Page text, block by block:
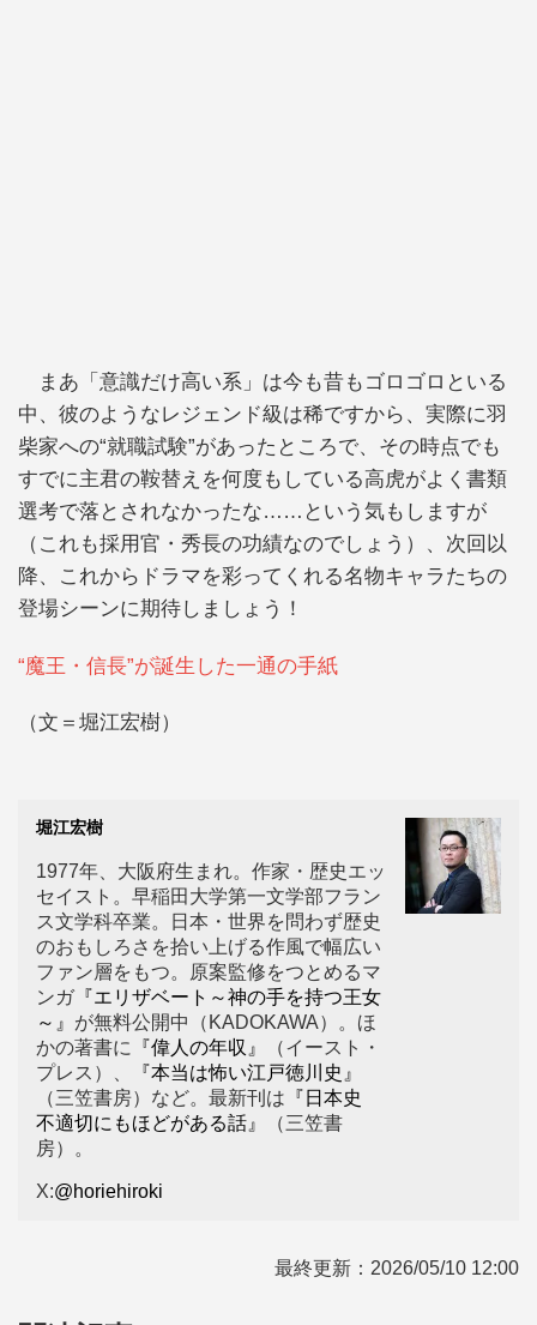
まあ「意識だけ高い系」は今も昔もゴロゴロといる
中、彼のようなレジェンド級は稀ですから、実際に羽
柴家への“就職試験”があったところで、その時点でも
すでに主君の鞍替えを何度もしている高虎がよく書類
選考で落とされなかったな……という気もしますが
（これも採用官・秀長の功績なのでしょう）、次回以
降、これからドラマを彩ってくれる名物キャラたちの
登場シーンに期待しましょう！
“魔王・信長”が誕生した一通の手紙
（文＝堀江宏樹）
堀江宏樹
1977年、大阪府生まれ。作家・歴史エッ
セイスト。早稲田大学第一文学部フラン
ス文学科卒業。日本・世界を問わず歴史
のおもしろさを拾い上げる作風で幅広い
ファン層をもつ。原案監修をつとめるマ
ンガ『エリザベート～神の手を持つ王女
～』 が無料公開中（KADOKAWA）。ほ
かの著書に
『偉人の年収』
（イースト・
プレス）、
『本当は怖い江戸徳川史』
（三笠書房）など。最新刊は 『日本史
不適切にもほどがある話』
（三笠書
房）。
X:@horiehiroki
最終更新： 2026/05/10 12:00